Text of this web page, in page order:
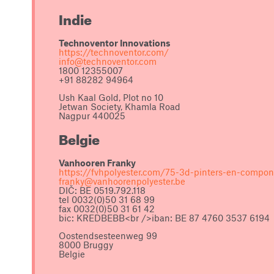
Indie
Technoventor Innovations
https://technoventor.com/
info@technoventor.com
1800 12355007
+91 88282 94964
Ush Kaal Gold, Plot no 10
Jetwan Society, Khamla Road
Nagpur 440025
Belgie
Vanhooren Franky
https://fvhpolyester.com/75-3d-pinters-en-
franky@vanhoorenpolyester.be
DIČ: BE 0519.792.118
tel 0032(0)50 31 68 99
fax 0032(0)50 31 61 42
bic: KREDBEBB<br />iban: BE 87 4760 3537 6194
Oostendsesteenweg 99
8000 Bruggy
Belgie